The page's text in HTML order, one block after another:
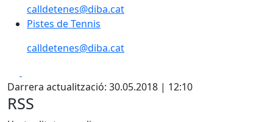
calldetenes@diba.cat
Pistes de Tennis
Pistes de Tennis
calldetenes@diba.cat
Darrera actualització: 30.05.2018 | 12:10
RSS